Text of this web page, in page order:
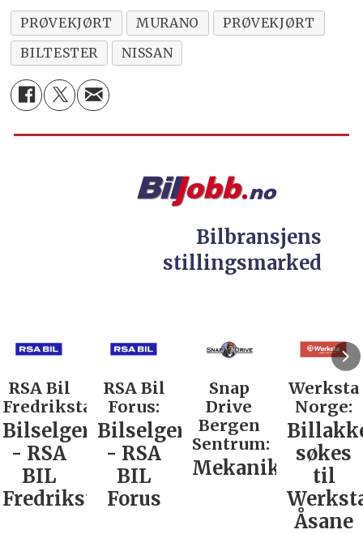
PRØVEKJØRT MURANO
PRØVEKJØRT
BILTESTER
NISSAN
Bilbransjens
stillingsmarked
RSA Bil
Fredrikstad:
Bilselger
- RSA
BIL
Fredrikstad
RSA Bil
Forus:
Bilselger
- RSA
BIL
Forus
Snap
Drive
Bergen
Sentrum:
Mekaniker
Werksta
Norge:
søkes
til
Åsane